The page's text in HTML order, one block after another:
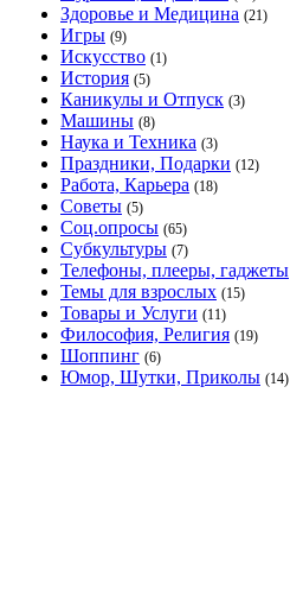
Здоровье и Медицина (21)
Игры (9)
Искусство (1)
История (5)
Каникулы и Отпуск (3)
Машины (8)
Наука и Техника (3)
Праздники, Подарки (12)
Работа, Карьера (18)
Советы (5)
Соц.опросы (65)
Субкультуры (7)
Телефоны, плееры, гаджеты
Темы для взрослых (15)
Товары и Услуги (11)
Философия, Религия (19)
Шоппинг (6)
Юмор, Шутки, Приколы (14)